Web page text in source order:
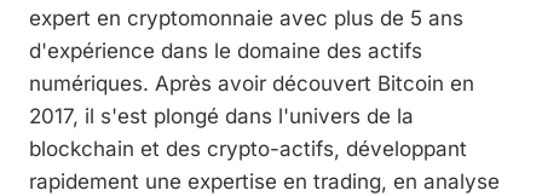
expert en cryptomonnaie avec plus de 5 ans
d'expérience dans le domaine des actifs
numériques. Après avoir découvert Bitcoin en
2017, il s'est plongé dans l'univers de la
blockchain et des crypto-actifs, développant
rapidement une expertise en trading, en analyse